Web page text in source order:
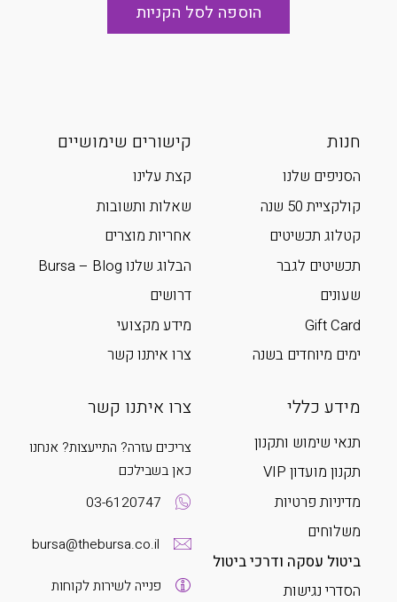
הוספה לסל הקניות
חנות
הסניפים שלנו
קולקציית 50 שנה
קטלוג תכשיטים
תכשיטים לגבר
שעונים
Gift Card
ימים מיוחדים בשנה
קישורים שימושיים
קצת עלינו
שאלות ותשובות
אחריות מוצרים
הבלוג שלנו Bursa – Blog
דרושים
מידע מקצועי
צרו איתנו קשר
מידע כללי
תנאי שימוש ותקנון
תקנון מועדון VIP
מדיניות פרטיות
משלוחים
ביטול עסקה ודרכי ביטול
הסדרי נגישות
צרו איתנו קשר
צריכים עזרה? התייעצות? אנחנו
כאן בשבילכם
03-6120747
bursa@thebursa.co.il
פנייה לשירות לקוחות